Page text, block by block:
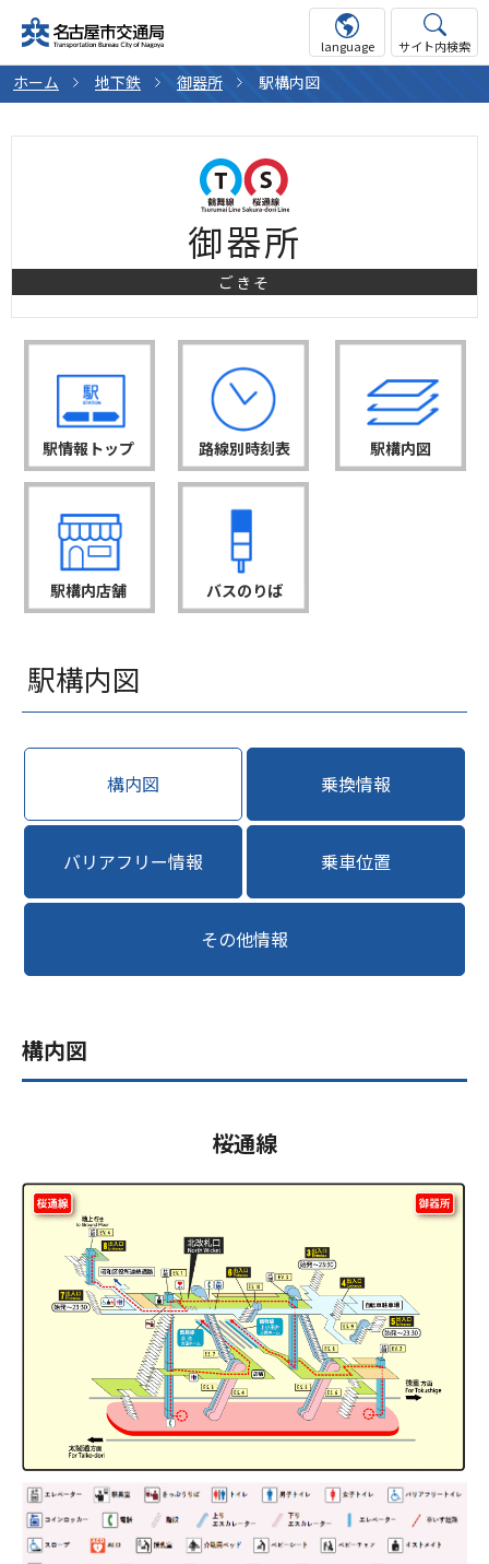
language サイト内検索
ホーム 地下鉄 御器所 駅構内図
御器所
ごきそ
駅情報トップ 路線別時刻表 駅構内図
駅構内店舗 バスのりば
駅構内図
構内図 乗換情報
バリアフリー情報 乗車位置
その他情報
構内図
桜通線